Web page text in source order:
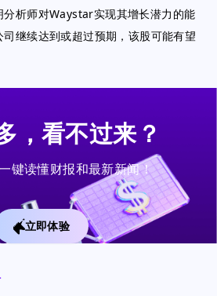
分析师对Waystar实现其增长潜力的能
继续达到或超过预期，该股可能有望
，看不过来？
键读懂财报和最新新闻！
立即体验